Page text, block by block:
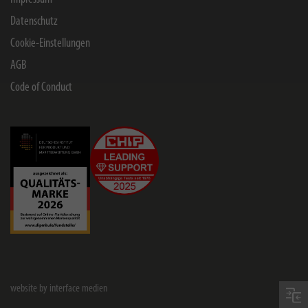
Datenschutz
Cookie-Einstellungen
AGB
Code of Conduct
website by interface medien